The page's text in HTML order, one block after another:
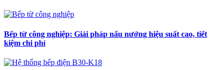
Bếp từ công nghiệp: Giải pháp nấu nướng hiệu suất cao, tiết
kiệm chi phí